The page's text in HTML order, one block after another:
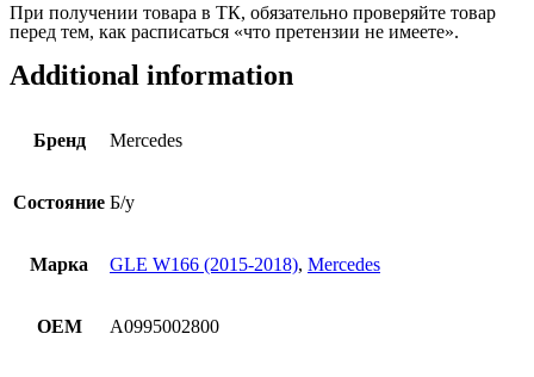
При получении товара в ТК, обязательно проверяйте товар
перед тем, как расписаться «что претензии не имеете».
Additional information
Бренд Mercedes
Состояние Б/у
Марка GLE W166 (2015-2018), Mercedes
OEM A0995002800